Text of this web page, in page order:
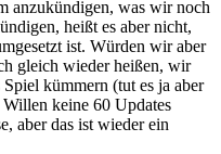
anzukündigen, was wir noch
heißt es aber nicht,
ist. Würden wir aber
gleich wieder heißen, wir
kümmern (tut es ja aber
keine 60 Updates
aber das ist wieder ein